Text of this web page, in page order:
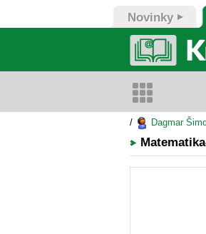
Novinky
/ Dagmar